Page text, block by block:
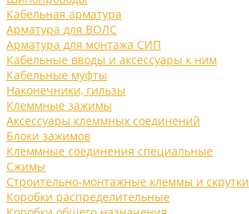
Кабельная арматура
Арматура для ВОЛС
Арматура для монтажа СИП
Кабельные вводы и аксессуары к ним
Кабельные муфты
Наконечники, гильзы
Клеммные зажимы
Аксессуары клеммных соединений
Блоки зажимов
Клеммные соединения специальные
Сжимы
Строительно-монтажные клеммы и скрутки
Коробки распределительные